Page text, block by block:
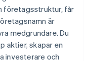
företagsstruktur, får
är
medgrundare. Du
aktier, skapar en
investerare och